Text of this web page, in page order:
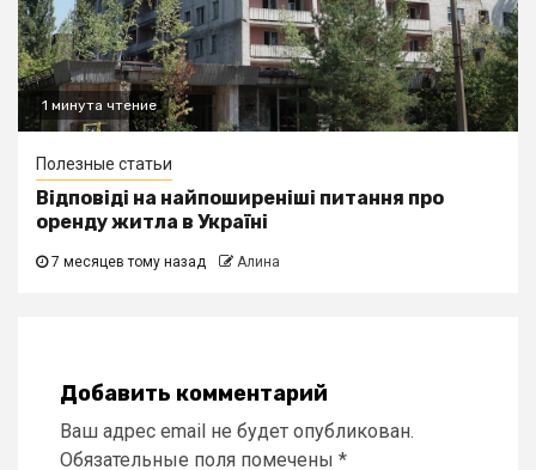
1 минута чтение
Полезные статьи
Відповіді на найпоширеніші питання про
оренду житла в Україні
7 месяцев тому назад Алина
Добавить комментарий
Ваш адрес email не будет опубликован.
Обязательные поля помечены *